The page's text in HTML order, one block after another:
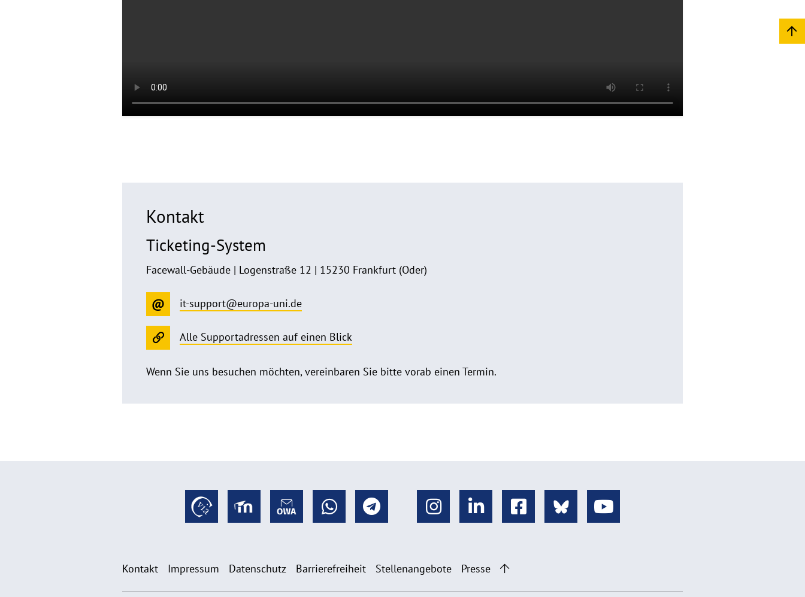
Kontakt
Ticketing-System
Facewall-Gebäude | Logenstraße 12 | 15230 Frankfurt (Oder)
it-support@europa-uni.de
Alle Supportadressen auf einen Blick
Wenn Sie uns besuchen möchten, vereinbaren Sie bitte vorab einen Termin.
Kontakt Impressum Datenschutz Barrierefreiheit Stellenangebote Presse